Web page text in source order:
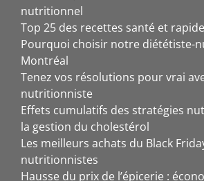
nutritionnel
Top 25 des recettes santé et
Pourquoi choisir notre diététiste-
Montréal
Tenez vos résolutions pour vrai
nutritionniste
Effets cumulatifs des stratégies
la gestion du cholestérol
Les meilleurs achats du Black
nutritionnistes
Hausse du prix de l’épicerie :